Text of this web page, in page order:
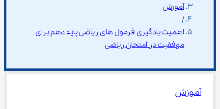
آموزش
/
اهمیت یادگیری فرمول ‌های ریاضی پایه دهم برای
موفقیت در امتحان ریاضی
آموزش